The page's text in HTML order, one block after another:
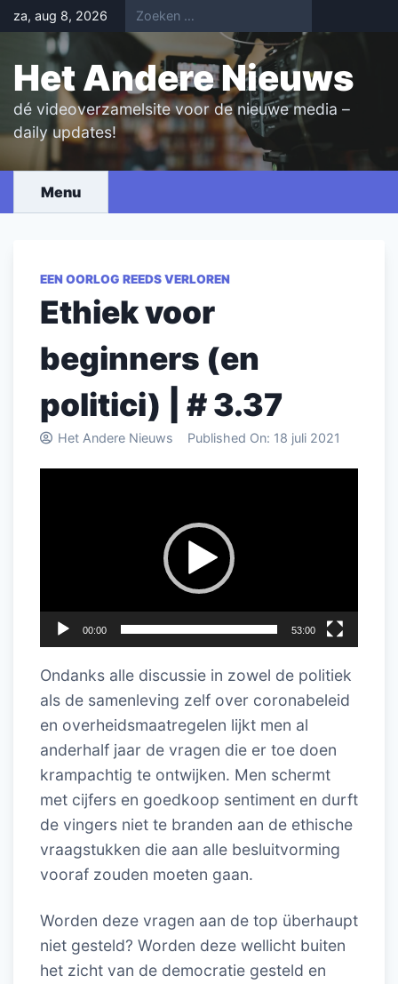
Skip
to
content
za, aug 8, 2026
Het Andere Nieuws
dé videoverzamelsite voor de nieuwe media –
daily updates!
Menu
EEN OORLOG REEDS VERLOREN
Ethiek voor
beginners (en
politici) | # 3.37
Het Andere Nieuws Published On: 18 juli 2021
00:00 53:00
Ondanks alle discussie in zowel de politiek
als de samenleving zelf over coronabeleid
en overheidsmaatregelen lijkt men al
anderhalf jaar de vragen die er toe doen
krampachtig te ontwijken. Men schermt
met cijfers en goedkoop sentiment en durft
de vingers niet te branden aan de ethische
vraagstukken die aan alle besluitvorming
vooraf zouden moeten gaan.
Worden deze vragen aan de top überhaupt
niet gesteld? Worden deze wellicht buiten
het zicht van de democratie gesteld en